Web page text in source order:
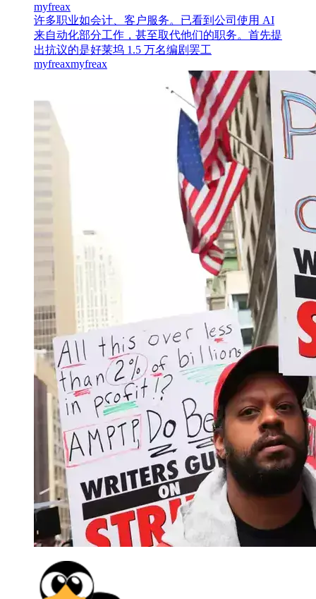
myfreax
许多职业如会计、客户服务。已看到公司使用 AI
来自动化部分工作，甚至取代他们的职务。首先提
出抗议的是好莱坞 1.5 万名编剧罢工
myfreaxmyfreax